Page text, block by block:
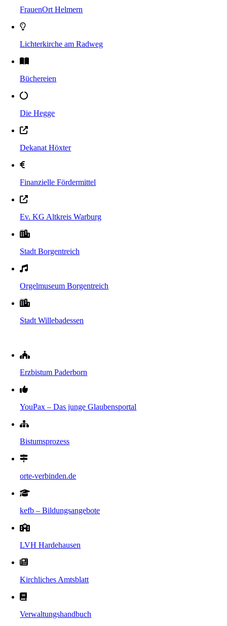
FrauenOrt Helmern
Lichterkirche am Radweg
Büchereien
Die Hegge
Dekanat Höxter
Finanzielle Fördermittel
Ev. KG Altkreis Warburg
Stadt Borgentreich
Orgelmuseum Borgentreich
Stadt Willebadessen
Erzbistum Paderborn
YouPax – Das junge Glaubensportal
Bistumsprozess
orte-verbinden.de
kefb – Bildungsangebote
LVH Hardehausen
Kirchliches Amtsblatt
Verwaltungshandbuch